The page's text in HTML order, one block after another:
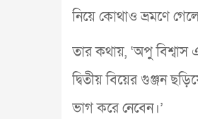
নিয়ে কোথাও ভ্রমণে
তার কথায়, ‘অপু বিশ্বাস
দ্বিতীয় বিয়ের গুঞ্জন
ভাগ করে নেবেন।’